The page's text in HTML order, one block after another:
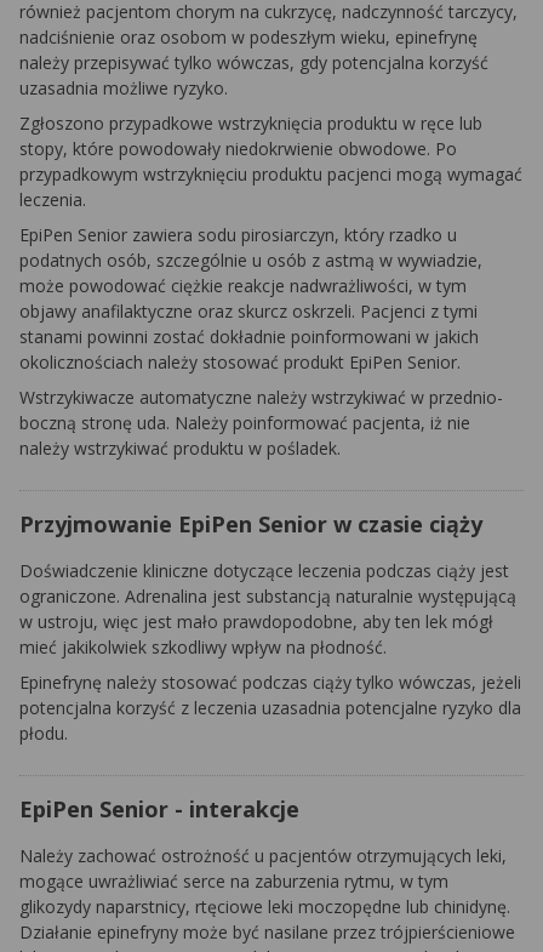
również pacjentom chorym na cukrzycę, nadczynność tarczycy,
nadciśnienie oraz osobom w podeszłym wieku, epinefrynę
należy przepisywać tylko wówczas, gdy potencjalna korzyść
uzasadnia możliwe ryzyko.
Zgłoszono przypadkowe wstrzyknięcia produktu w ręce lub
stopy, które powodowały niedokrwienie obwodowe. Po
przypadkowym wstrzyknięciu produktu pacjenci mogą wymagać
leczenia.
EpiPen Senior zawiera sodu pirosiarczyn, który rzadko u
podatnych osób, szczególnie u osób z astmą w wywiadzie,
może powodować ciężkie reakcje nadwrażliwości, w tym
objawy anafilaktyczne oraz skurcz oskrzeli. Pacjenci z tymi
stanami powinni zostać dokładnie poinformowani w jakich
okolicznościach należy stosować produkt EpiPen Senior.
Wstrzykiwacze automatyczne należy wstrzykiwać w przednio-
boczną stronę uda. Należy poinformować pacjenta, iż nie
należy wstrzykiwać produktu w pośladek.
Przyjmowanie EpiPen Senior w czasie ciąży
Doświadczenie kliniczne dotyczące leczenia podczas ciąży jest
ograniczone. Adrenalina jest substancją naturalnie występującą
w ustroju, więc jest mało prawdopodobne, aby ten lek mógł
mieć jakikolwiek szkodliwy wpływ na płodność.
Epinefrynę należy stosować podczas ciąży tylko wówczas, jeżeli
potencjalna korzyść z leczenia uzasadnia potencjalne ryzyko dla
płodu.
EpiPen Senior - interakcje
Należy zachować ostrożność u pacjentów otrzymujących leki,
mogące uwrażliwiać serce na zaburzenia rytmu, w tym
glikozydy naparstnicy, rtęciowe leki moczopędne lub chinidynę.
Działanie epinefryny może być nasilane przez trójpierścieniowe